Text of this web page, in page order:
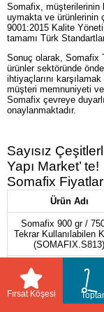
Somafix, müşterilerinin
uymakta ve ürünlerinin
9001:2015 Kalite
tamamı Türk
Sonuç olarak, Somafix
ürünler sektöründe
ihtiyaçlarını
müşteri memnuniyeti ve
Somafix çevreye
onaylanmaktadır.
Sayısız
Yapı Market’ te!
Somafix
Ürün Adı
Somafix 900 gr /
Tekrar Kullanılabilen
(SOMAFIX.S813)
Somafix 850 gr / 750
Tabancalı Köpük
(SOMAFIX.S911)
Fırsat Köşesi